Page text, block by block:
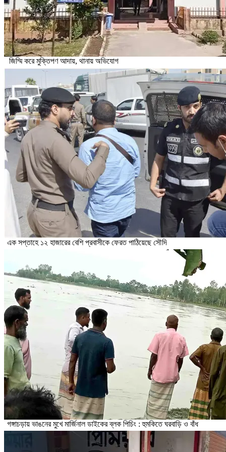
জিম্মি করে মুক্তিপণ আদায়, থানায় অভিযোগ
এক সপ্তাহে ১২ হাজারের বেশি প্রবাসীকে ফেরত পাঠিয়েছে সৌদি
গঙ্গাচড়ায় ভাঙনের মুখে মার্জিনাল ডাইকের ব্লক পিচিং : হুমকিতে ঘরবাড়ি ও বাঁধ